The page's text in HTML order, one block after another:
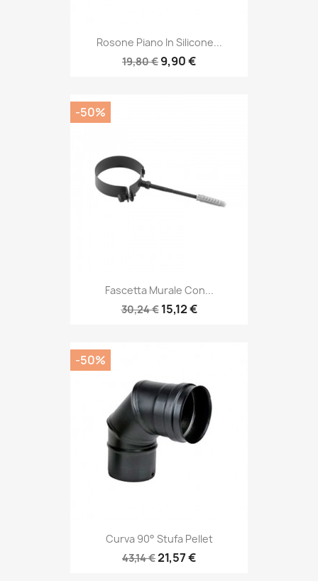
Rosone Piano In Silicone...
19,80 € 9,90 €
Fascetta Murale Con...
30,24 € 15,12 €
-50%
Curva 90° Stufa Pellet
43,14 €21,57 €
-50%